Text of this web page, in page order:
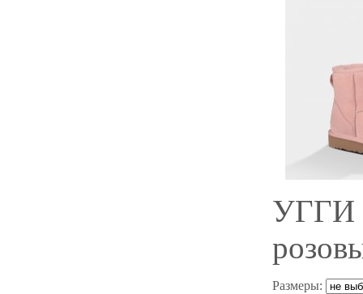
УГГИ
Размеры: